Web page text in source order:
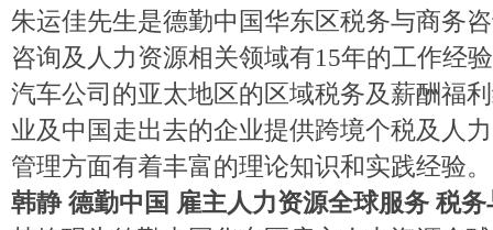
朱运佳先生是德勤中国华东区税务与商务
咨询及人力资源相关领域有15年的工作经
汽车公司的亚太地区的区域税务及薪酬福
业及中国走出去的企业提供跨境个税及人
管理方面有着丰富的理论知识和实践经验。
韩静 德勤中国 雇主人力资源全球服务 税务